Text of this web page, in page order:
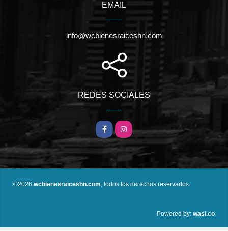
EMAIL
info@wcbienesraiceshn.com
REDES SOCIALES
Facebook
Instagram
©2026 wcbienesraiceshn.com, todos los derechos reservados.
Powered by: wasi.co